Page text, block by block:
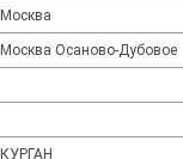
Москва
Москва Осаново-Дубовое
КУРГАН